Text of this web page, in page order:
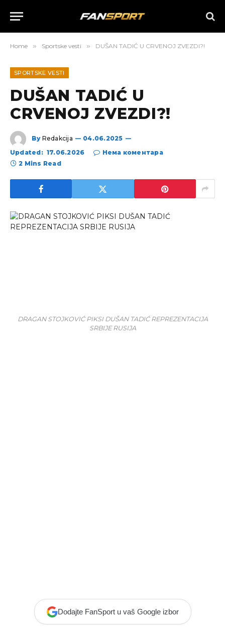
Home » Sportske vesti » DUŠAN TADIĆ U CRVENOJ ZVEZDI?!
SPORTSKE VESTI
DUŠAN TADIĆ U
CRVENOJ ZVEZDI?!
By Redakcija
04.06.2025
Updated: 17.06.2026
Нема коментара
2 Mins Read
DRAGAN STOJKOVIĆ PIKSI DUŠAN TADIĆ REPREZENTACIJA
SRBIJE RUSIJA
Dodajte FanSport u vaš Google izbor